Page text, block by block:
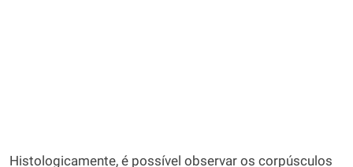
Histologicamente, é possível observar os corpúsculos